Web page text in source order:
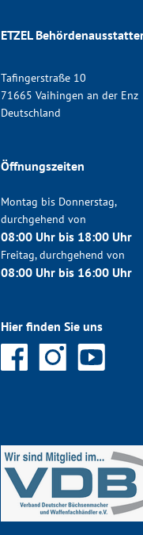
ETZEL
Tafingerstraße 10
71665 Vaihingen an der Enz
Deutschland
Öffnungszeiten
Montag bis Donnerstag,
durchgehend von
08:00 Uhr bis 18:00 Uhr
Freitag, durchgehend von
08:00 Uhr bis 16:00 Uhr
Hier finden Sie uns